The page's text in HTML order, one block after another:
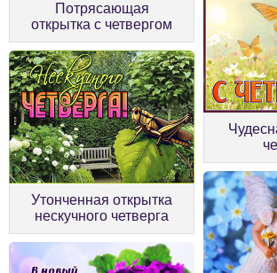
Потрясающая
открытка с четвергом
Утонченная открытка
нескучного четверга